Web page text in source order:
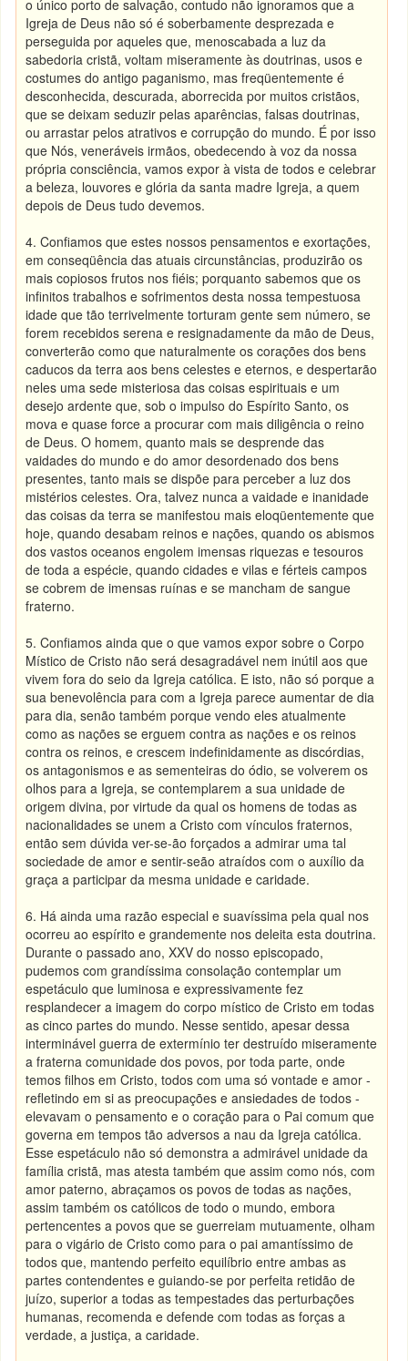
o único porto de salvação, contudo não ignoramos que a
Igreja de Deus não só é soberbamente desprezada e
perseguida por aqueles que, menoscabada a luz da
sabedoria cristã, voltam miseramente às doutrinas, usos e
costumes do antigo paganismo, mas freqüentemente é
desconhecida, descurada, aborrecida por muitos cristãos,
que se deixam seduzir pelas aparências, falsas doutrinas,
ou arrastar pelos atrativos e corrupção do mundo. É por isso
que Nós, veneráveis irmãos, obedecendo à voz da nossa
própria consciência, vamos expor à vista de todos e celebrar
a beleza, louvores e glória da santa madre Igreja, a quem
depois de Deus tudo devemos.
4. Confiamos que estes nossos pensamentos e exortações,
em conseqüência das atuais circunstâncias, produzirão os
mais copiosos frutos nos fiéis; porquanto sabemos que os
infinitos trabalhos e sofrimentos desta nossa tempestuosa
idade que tão terrivelmente torturam gente sem número, se
forem recebidos serena e resignadamente da mão de Deus,
converterão como que naturalmente os corações dos bens
caducos da terra aos bens celestes e eternos, e despertarão
neles uma sede misteriosa das coisas espirituais e um
desejo ardente que, sob o impulso do Espírito Santo, os
mova e quase force a procurar com mais diligência o reino
de Deus. O homem, quanto mais se desprende das
vaidades do mundo e do amor desordenado dos bens
presentes, tanto mais se dispõe para perceber a luz dos
mistérios celestes. Ora, talvez nunca a vaidade e inanidade
das coisas da terra se manifestou mais eloqüentemente que
hoje, quando desabam reinos e nações, quando os abismos
dos vastos oceanos engolem imensas riquezas e tesouros
de toda a espécie, quando cidades e vilas e férteis campos
se cobrem de imensas ruínas e se mancham de sangue
fraterno.
5. Confiamos ainda que o que vamos expor sobre o Corpo
Místico de Cristo não será desagradável nem inútil aos que
vivem fora do seio da Igreja católica. E isto, não só porque a
sua benevolência para com a Igreja parece aumentar de dia
para dia, senão também porque vendo eles atualmente
como as nações se erguem contra as nações e os reinos
contra os reinos, e crescem indefinidamente as discórdias,
os antagonismos e as sementeiras do ódio, se volverem os
olhos para a Igreja, se contemplarem a sua unidade de
origem divina, por virtude da qual os homens de todas as
nacionalidades se unem a Cristo com vínculos fraternos,
então sem dúvida ver-se-ão forçados a admirar uma tal
sociedade de amor e sentir-seão atraídos com o auxílio da
graça a participar da mesma unidade e caridade.
6. Há ainda uma razão especial e suavíssima pela qual nos
ocorreu ao espírito e grandemente nos deleita esta doutrina.
Durante o passado ano, XXV do nosso episcopado,
pudemos com grandíssima consolação contemplar um
espetáculo que luminosa e expressivamente fez
resplandecer a imagem do corpo místico de Cristo em todas
as cinco partes do mundo. Nesse sentido, apesar dessa
interminável guerra de extermínio ter destruído miseramente
a fraterna comunidade dos povos, por toda parte, onde
temos filhos em Cristo, todos com uma só vontade e amor -
refletindo em si as preocupações e ansiedades de todos -
elevavam o pensamento e o coração para o Pai comum que
governa em tempos tão adversos a nau da Igreja católica.
Esse espetáculo não só demonstra a admirável unidade da
família cristã, mas atesta também que assim como nós, com
amor paterno, abraçamos os povos de todas as nações,
assim também os católicos de todo o mundo, embora
pertencentes a povos que se guerreiam mutuamente, olham
para o vigário de Cristo como para o pai amantíssimo de
todos que, mantendo perfeito equilíbrio entre ambas as
partes contendentes e guiando-se por perfeita retidão de
juízo, superior a todas as tempestades das perturbações
humanas, recomenda e defende com todas as forças a
verdade, a justiça, a caridade.